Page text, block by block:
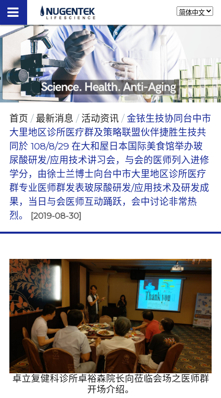
首页 最新消息 活动资讯
金铱生技协同台中市
大里地区诊所医疗群及策略联盟伙伴捷胜生技共
同於 108/8/29 在大和屋日本国际美食馆举办玻
尿酸研发/应用技术讲习会，与会的医师列入进修
学分，由徐士兰博士向台中市大里地区诊所医疗
群专业医师群发表玻尿酸研发/应用技术及研发成
果，当日与会医师互动踊跃，会中讨论非常热
烈。
[2019-08-30]
卓立复健科诊所卓裕森院长向莅临会场之医师群
开场介绍。